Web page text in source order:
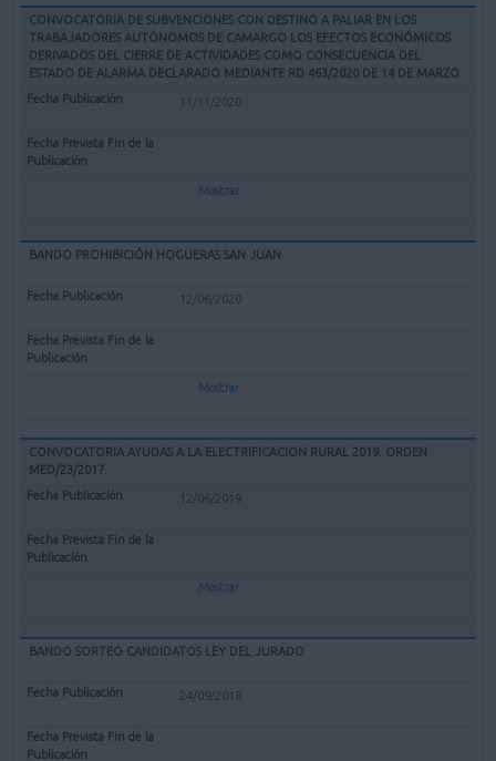
CONVOCATORIA DE SUBVENCIONES CON DESTINO A PALIAR EN LOS
TRABAJADORES AUTÓNOMOS DE CAMARGO LOS EFECTOS ECONÓMICOS
DERIVADOS DEL CIERRE DE ACTIVIDADES COMO CONSECUENCIA DEL
ESTADO DE ALARMA DECLARADO MEDIANTE RD 463/2020 DE 14 DE MARZO
11/11/2020
Mostrar
BANDO PROHIBICIÓN HOGUERAS SAN JUAN
12/06/2020
Mostrar
CONVOCATORIA AYUDAS A LA ELECTRIFICACION RURAL 2019. ORDEN
MED/23/2017.
12/06/2019
Mostrar
BANDO SORTEO CANDIDATOS LEY DEL JURADO
24/09/2018